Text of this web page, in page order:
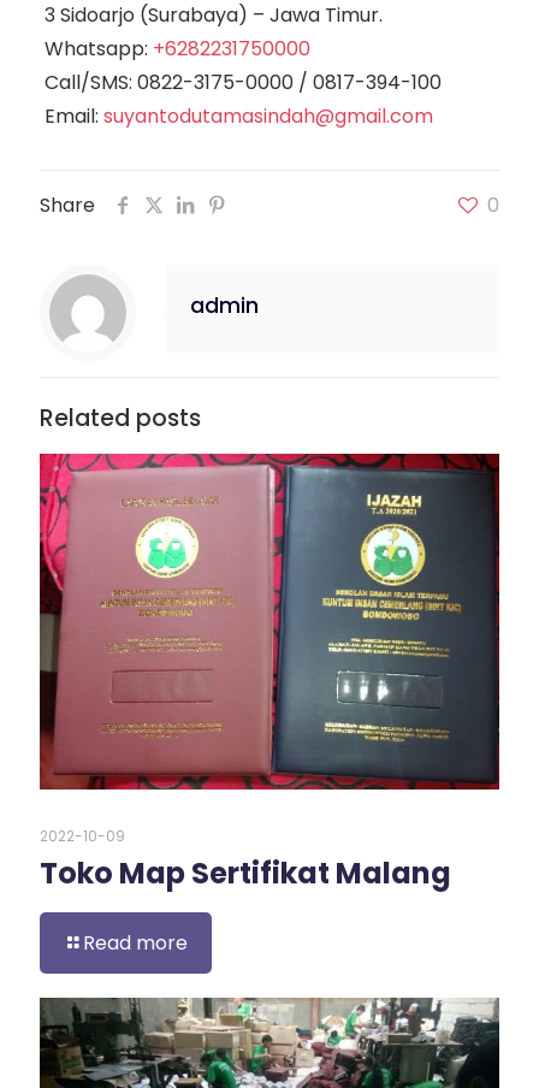
3 Sidoarjo (Surabaya) – Jawa Timur.
Whatsapp: +6282231750000
Call/SMS: 0822-3175-0000/ 0817-394-100
Email: suyantodutamasindah@gmail.com
Share 0
admin
Related posts
2022-10-09
Toko Map Sertifikat Malang
Read more